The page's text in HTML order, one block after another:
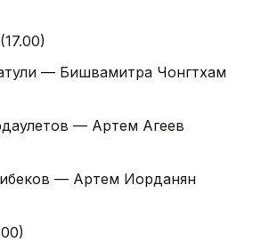
— Бишвамитра Чонгтхам
— Артем Агеев
— Артем Иорданян